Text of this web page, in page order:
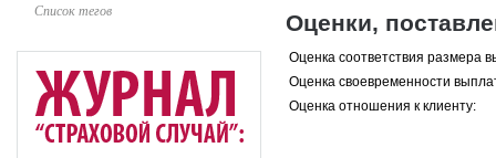
Список тегов
Оценки,
Оценка соответствия размера
Оценка своевременности
Оценка отношения к клиенту: